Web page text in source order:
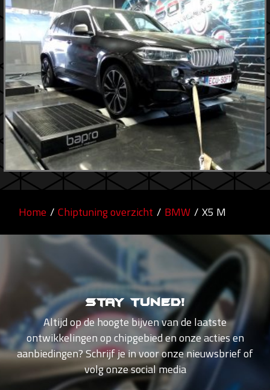
Home / Chiptuning overzicht / BMW / X5 M
Stay tuned!
Altijd op de hoogte bijven van de laatste
ontwikkelingen op chipgebied en onze acties en
aanbiedingen? Schrijf je in voor onze nieuwsbrief of
volg onze social media